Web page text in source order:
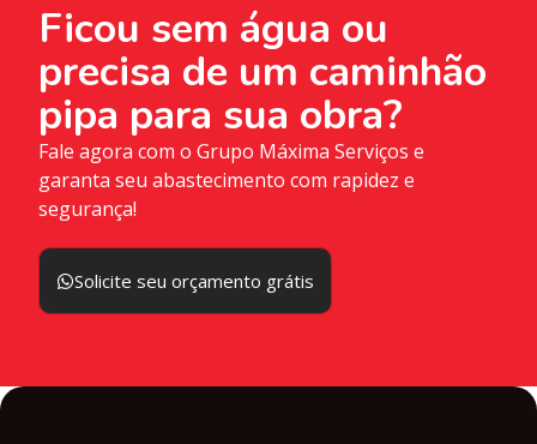
Ficou sem água ou
precisa de um caminhão
pipa para sua obra?
Fale agora com o Grupo Máxima Serviços e
garanta seu abastecimento com rapidez e
segurança!
Solicite seu orçamento grátis